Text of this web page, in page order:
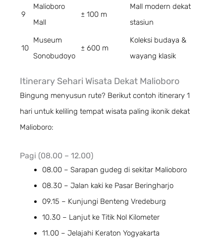
9
Malioboro
Mall
± 100 m
Mall modern dekat
stasiun
10
Museum
Sonobudoyo
± 600 m
Koleksi budaya &
wayang klasik
Itinerary Sehari Wisata Dekat Malioboro
Bingung menyusun rute? Berikut contoh itinerary 1
hari untuk keliling tempat wisata paling ikonik dekat
Malioboro:
Pagi (08.00 – 12.00)
08.00 – Sarapan gudeg di sekitar Malioboro
08.30 – Jalan kaki ke Pasar Beringharjo
09.15 – Kunjungi Benteng Vredeburg
10.30 – Lanjut ke Titik Nol Kilometer
11.00 – Jelajahi Keraton Yogyakarta